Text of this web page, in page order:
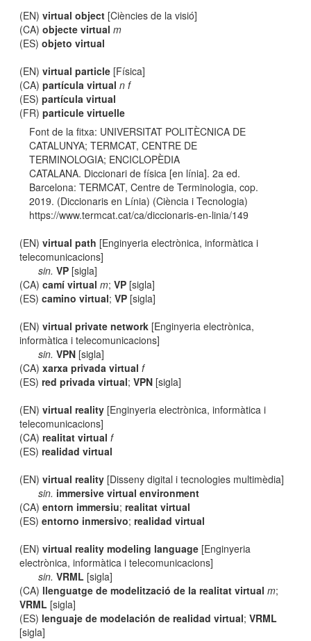
(EN)virtual object [Ciències de la visió]
(CA)objecte virtual m
(ES)objeto virtual
(EN)virtual particle [Física]
(CA)partícula virtual n f
(ES)partícula virtual
(FR)particule virtuelle
Font de la fitxa: UNIVERSITAT POLITÈCNICA DE
CATALUNYA; TERMCAT, CENTRE DE
TERMINOLOGIA; ENCICLOPÈDIA
CATALANA. Diccionari de física [en línia]. 2a ed.
Barcelona: TERMCAT, Centre de Terminologia, cop.
2019. (Diccionaris en Línia) (Ciència i Tecnologia)
https://www.termcat.cat/ca/diccionaris-en-linia/149
(EN)virtual path [Enginyeria electrònica, informàtica i
telecomunicacions]
sin. VP[sigla]
(CA)camí virtual m;VP [sigla]
(ES)camino virtual;VP [sigla]
(EN)virtual private network [Enginyeria electrònica,
informàtica i telecomunicacions]
sin. VPN[sigla]
(CA)xarxa privada virtual f
(ES)red privada virtual;VPN [sigla]
(EN)virtual reality [Enginyeria electrònica, informàtica i
telecomunicacions]
(CA)realitat virtual f
(ES)realidad virtual
(EN)virtual reality [Disseny digital i tecnologies multimèdia]
sin. immersive virtual environment
(CA)entorn immersiu;realitat virtual
(ES)entorno inmersivo;realidad virtual
(EN)virtual reality modeling language [Enginyeria
electrònica, informàtica i telecomunicacions]
sin. VRML [sigla]
(CA) llenguatge de modelització de la realitat virtual m;
VRML [sigla]
(ES) lenguaje de modelación de realidad virtual;VRML
[sigla]